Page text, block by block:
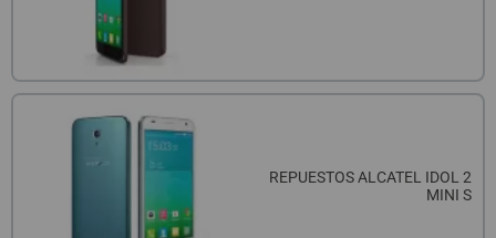
REPUESTOS ALCATEL IDOL 2
MINI S